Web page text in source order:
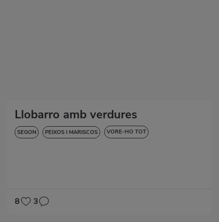
Llobarro amb verdures
SEGON PEIXOS I MARISCOS VORE-HO TOT
8 3